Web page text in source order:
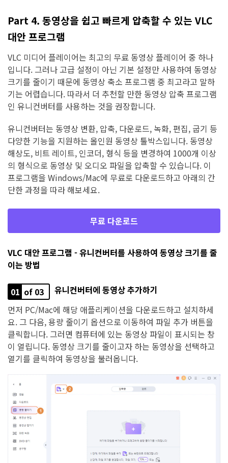
Part 4. 동영상을 쉽고 빠르게 압축할 수 있는 VLC
대안 프로그램
VLC 미디어 플레이어는 최고의 무료 동영상 플레이어 중 하나
입니다. 그러나 고급 설정이 아닌 기본 설정만 사용하여 동영상
크기를 줄이기 때문에 동영상 축소 프로그램 중 최고라고 말하
기는 어렵습니다. 따라서 더 추천할 만한 동영상 압축 프로그램
인 유니컨버터를 사용하는 것을 권장합니다.
유니컨버터는 동영상 변환, 압축, 다운로드, 녹화, 편집, 굽기 등
다양한 기능을 지원하는 올인원 동영상 툴박스입니다. 동영상
해상도, 비트 레이트, 인코더, 형식 등을 변경하여 1000개 이상
의 형식으로 동영상 및 오디오 파일을 압축할 수 있습니다. 이
프로그램을 Windows/Mac에 무료로 다운로드하고 아래의 간
단한 과정을 따라 해보세요.
무료 다운로드
VLC 대안 프로그램 - 유니컨버터를 사용하여 동영상 크기를 줄
이는 방법
01 of 03
유니컨버터에 동영상 추가하기
먼저 PC/Mac에 해당 애플리케이션을 다운로드하고 설치하세
요. 그 다음, 용량 줄이기 옵션으로 이동하여 파일 추가 버튼을
클릭합니다. 그러면 컴퓨터에 있는 동영상 파일이 표시되는 창
이 열립니다. 동영상 크기를 줄이고자 하는 동영상을 선택하고
열기를 클릭하여 동영상을 불러옵니다.